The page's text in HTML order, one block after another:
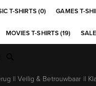
T-SHIRTS (0) GAMES T-
MOVIES T-SHIRTS (19)
|| Veilig & Betrouwbaar ||